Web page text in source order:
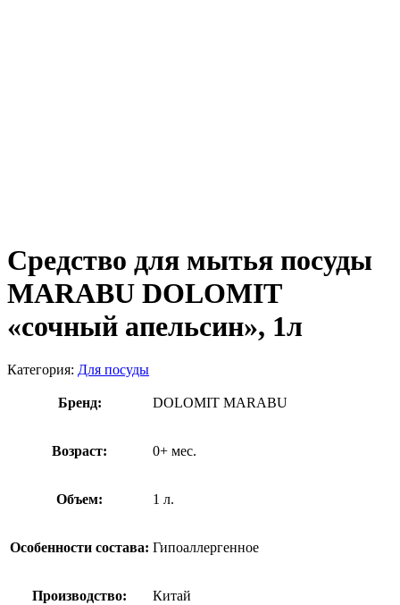
Средство для мытья посуды
MARABU DOLOMIT
«сочный апельсин», 1л
Категория: Для посуды
Бренд: DOLOMIT MARABU
Возраст: 0+ мес.
Объем: 1 л.
Особенности состава: Гипоаллергенное
Производство: Китай